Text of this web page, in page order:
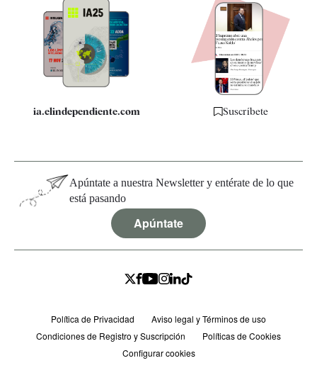
Quiénes somos
Especificaciones
ia.elindependiente.com Suscríbete
Apúntate a nuestra Newsletter y entérate de lo que
está pasando
Apúntate
Política de Privacidad
Aviso legal y Términos de uso
Condiciones de Registro y Suscripción
Políticas de Cookies
Configurar cookies